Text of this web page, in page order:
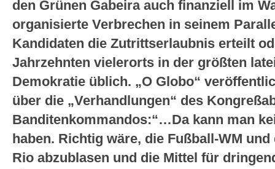
den Grünen Gabeira auch finanziell im
organisierte Verbrechen in seinem
Kandidaten die Zutrittserlaubnis erteilt
Jahrzehnten vielerorts in der größten
Demokratie üblich. „O Globo“
über die „Verhandlungen“ des
Banditenkommandos:“…Da kann man
haben. Richtig wäre, die Fußball-WM
Rio abzublasen und die Mittel für